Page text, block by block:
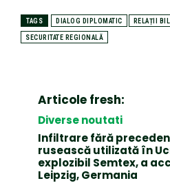
TAGS DIALOG DIPLOMATIC RELAȚII
SECURITATE REGIONALĂ
Articole fresh:
Diverse noutati
Infiltrare fără
rusească utilizată în
explozibil Semtex, a
Leipzig, Germania